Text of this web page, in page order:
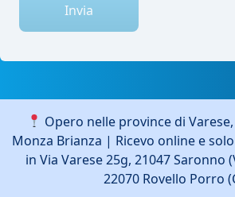
Invia
Opero nelle province di
Monza Brianza | Ricevo online e
in Via Varese 25g, 21047 Saronno
22070 Rovello Porro